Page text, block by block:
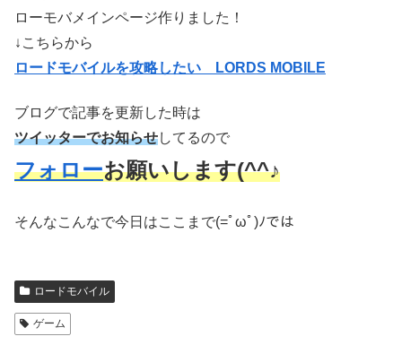
ローモバメインページ作りました！
↓こちらから
ロードモバイルを攻略したい LORDS MOBILE
ブログで記事を更新した時は
ツイッターでお知らせしてるので
フォローお願いします(^^♪
そんなこんなで今日はここまで(=ﾟωﾟ)ﾉでは
ロードモバイル
ゲーム